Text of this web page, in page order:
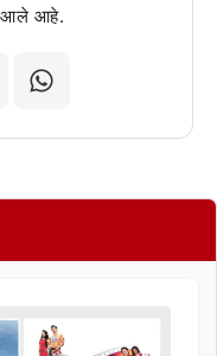
आले आहे.